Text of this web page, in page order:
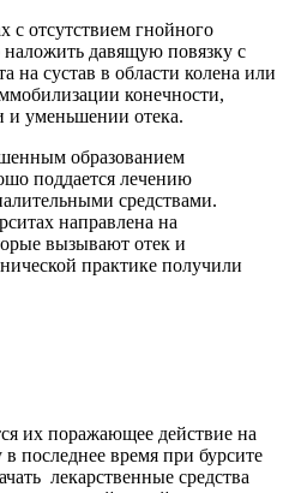
с отсутствием гнойного
давящую повязку с
на сустав в области колена или
конечности,
и уменьшении отека.
образованием
поддается лечению
средствами.
направлена на
вызывают отек и
практике получили
их поражающее действие на
последнее время при бурсите
лекарственные средства